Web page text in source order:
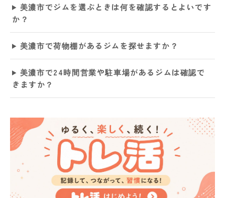
美濃市でジムを選ぶときは何を確認するとよいです
か？
美濃市で荷物棚があるジムを探せますか？
美濃市で24時間営業や駐車場があるジムは確認で
きますか？